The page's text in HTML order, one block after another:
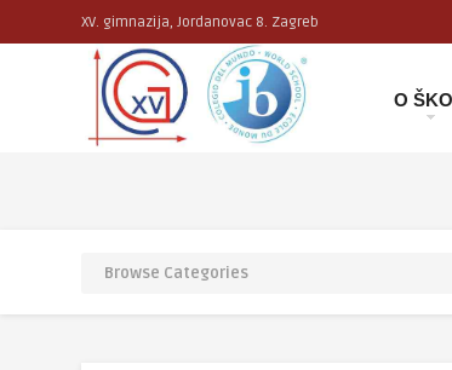
XV. gimnazija, Jordanovac 8. Zagreb
O